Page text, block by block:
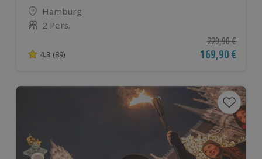
Standort
Hamburg
Anzahl der Teilnehmer
2 Pers.
4.3 von 5 Sternen basierend auf 89 Bewertungen
4.3 (89)
Ursprünglicher
229,90 €
Aktueller Preis
169,90 €